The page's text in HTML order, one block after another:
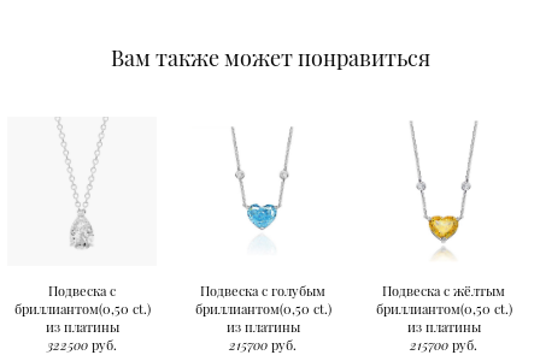
Вам также может понравиться
Подвеска с
бриллиантом(0,50 ct.)
из платины
322500 руб.
Подвеска с голубым
бриллиантом(0,50 ct.)
из платины
215700 руб.
Подвеска с жёлтым
бриллиантом(0,50 ct.)
из платины
215700 руб.